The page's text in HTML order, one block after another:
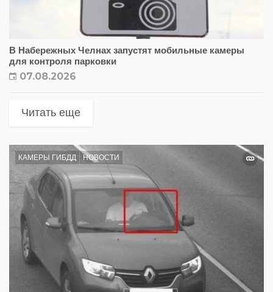
В Набережных Челнах запустят мобильные камеры
для контроля парковки
07.08.2026
Читать еще
КАМЕРЫ ГИБДД НОВОСТИ